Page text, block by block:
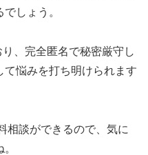
でしょう。
、完全匿名で秘密厳守し
て悩みを打ち明けられます
相談ができるので、気に